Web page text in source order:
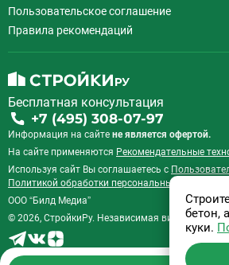
Пользовательское соглашение
Правила рекомендаций
Бесплатная консультация
+7 (495) 308-07-97
Информация на сайте не является офертой.
На сайте применяются Рекомендательные
Используя сайт Вы соглашаетесь с
Политикой обработки персональных данных
ООО “Билд Медиа”
© 2026, СтройкиРу. Независимая витринабетон,
куки.